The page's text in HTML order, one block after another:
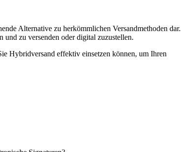
Alternative zu herkömmlichen Versandmethoden dar.
zu versenden oder digital zuzustellen.
Hybridversand effektiv einsetzen können, um Ihren